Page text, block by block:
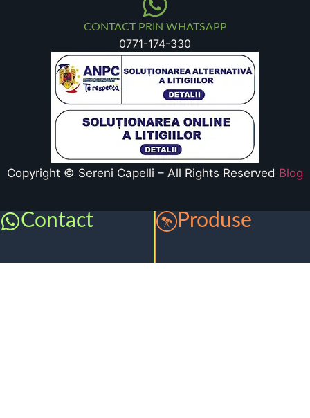
CONTACT PRIN WHATSAPP
0771-174-330
Copyright © Sereni Capelli – All Rights Reserved Blog
Contact Produse